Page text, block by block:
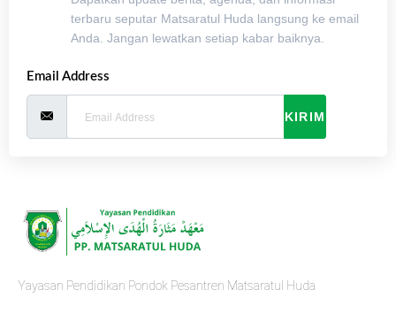
terbaru seputar Matsaratul Huda langsung ke email
Anda. Jangan lewatkan setiap kabar baiknya.
Email Address
KIRIM
Yayasan Pendidikan Pondok Pesantren Matsaratul Huda